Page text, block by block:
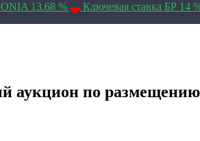
13.68 % Ключевая ставка БР 14
аукцион по